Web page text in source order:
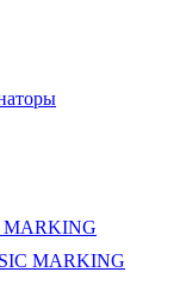
MARKING
SIC MARKING